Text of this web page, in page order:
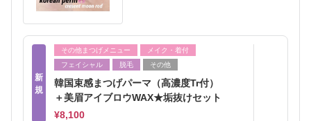
新
規
その他まつげメニュー
メイク・着付
フェイシャル
脱毛 その他
韓国束感まつげパーマ（高濃度Tr付）
＋美眉アイブロウWAX★垢抜けセット
¥8,100